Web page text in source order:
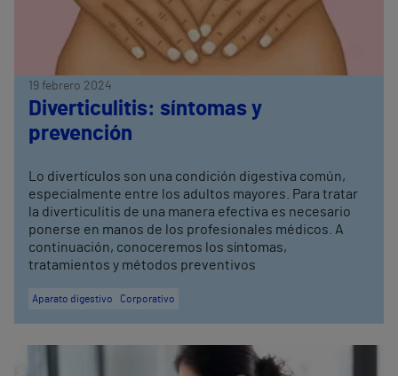
19 febrero 2024
Diverticulitis: síntomas y
prevención
Lo divertículos son una condición digestiva común,
especialmente entre los adultos mayores. Para tratar
la diverticulitis de una manera efectiva es necesario
ponerse en manos de los profesionales médicos. A
continuación, conoceremos los síntomas,
tratamientos y métodos preventivos
Aparato digestivo Corporativo